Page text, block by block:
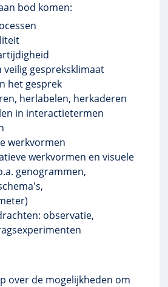
bod komen:
veilig gespreksklimaat
het gesprek
herlabelen, herkaderen
in interactietermen
werkvormen
werkvormen en visuele
genogrammen,
)
observatie,
over de mogelijkheden om